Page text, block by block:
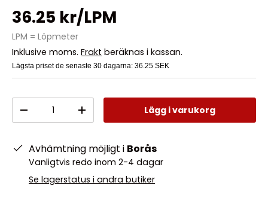
36.25 kr/LPM
LPM = Löpmeter
Inklusive moms. Frakt beräknas i kassan.
Lägsta priset de senaste 30 dagarna: 36.25 SEK
-
+ Lägg i varukorg
Avhämtning möjligt i Borås
Vanligtvis redo inom 2-4 dagar
Se lagerstatus i andra butiker